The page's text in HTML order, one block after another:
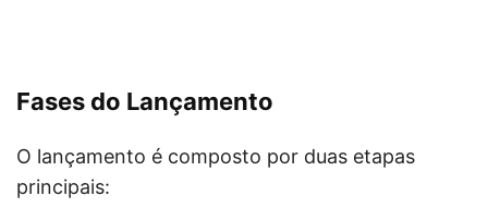
Fases do Lançamento
O lançamento é composto por duas etapas
principais: